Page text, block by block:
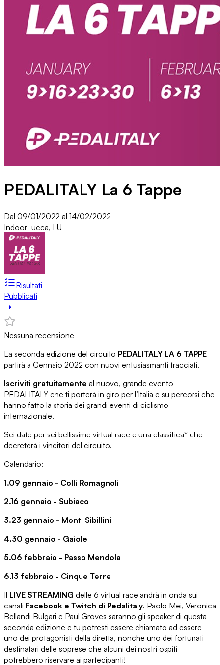
PEDALITALY La 6 Tappe
Dal 09/01/2022 al 14/02/2022
IndoorLucca, LU
Risultati
Pubblicati
Nessuna recensione
La seconda edizione del circuito PEDALITALY LA 6 TAPPE
partirà a Gennaio 2022 con nuovi entusiasmanti tracciati.
Iscriviti gratuitamente al nuovo, grande evento
PEDALITALY che ti porterà in giro per l’Italia e su percorsi che
hanno fatto la storia dei grandi eventi di ciclismo
internazionale.
Sei date per sei bellissime virtual race e una classifica* che
decreterà i vincitori del circuito.
Calendario:
1.09 gennaio - Colli Romagnoli
2.16 gennaio - Subiaco
3.23 gennaio - Monti Sibillini
4.30 gennaio - Gaiole
5.06 febbraio - Passo Mendola
6.13 febbraio - Cinque Terre
Il LIVE STREAMING delle 6 virtual race andrà in onda sui
canali Facebook e Twitch di Pedalitaly. Paolo Mei, Veronica
Bellandi Bulgari e Paul Groves saranno gli speaker di questa
seconda edizione e tu potresti essere chiamato ad essere
uno dei protagonisti della diretta, nonché uno dei fortunati
destinatari delle soprese che alcuni dei nostri ospiti
potrebbero riservare ai partecipanti!